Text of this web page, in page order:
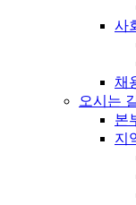
사
채
오시는
본
지